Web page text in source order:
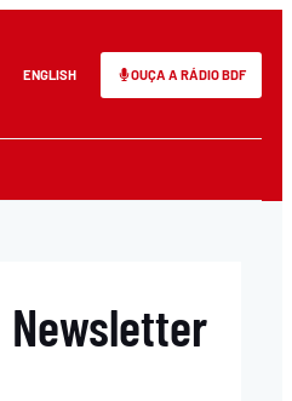
ENGLISH OUÇA A RÁDIO BDF
Newsletter